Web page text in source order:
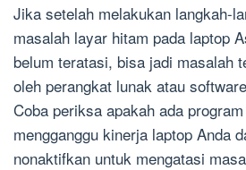
Jika setelah melakukan langkah-
masalah layar hitam pada laptop
belum teratasi, bisa jadi masalah
oleh perangkat lunak atau
Coba periksa apakah ada
mengganggu kinerja laptop Anda
nonaktifkan untuk mengatasi